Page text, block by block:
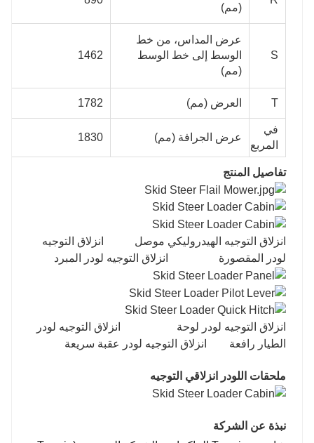
(مم)
S
عرض المداس، من خط
الوسط إلى خط الوسط
(مم)
1462
T العرض (مم) 1782
في
المربع
عرض الجرافة (مم) 1830
تفاصيل المنتج
انزلاق التوجيه الهيدروليكي موصل انزلاق التوجيه
لودر المقصورة انزلاق التوجيه لودر المبرد
انزلاق التوجيه لودر لوحة انزلاق التوجيه لودر
الطيار رافعة انزلاق التوجيه لودر عقبة سريعة
ملحقات اللودر انزلاقي التوجيه
نبذة عن الشركة